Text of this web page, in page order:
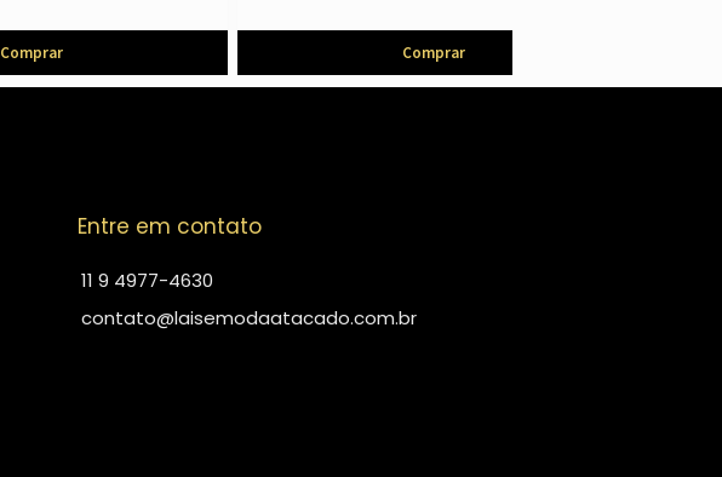
Comprar Comprar
Entre em contato
11 9 4977-4630
contato@laisemodaatacado.com.br